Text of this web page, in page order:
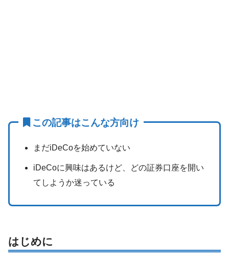
この記事はこんな方向け
まだiDeCoを始めていない
iDeCoに興味はあるけど、どの証券口座を開い
てしようか迷っている
はじめに